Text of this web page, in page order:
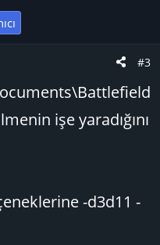
o
#3
işe yaradığını
-d3d11 -